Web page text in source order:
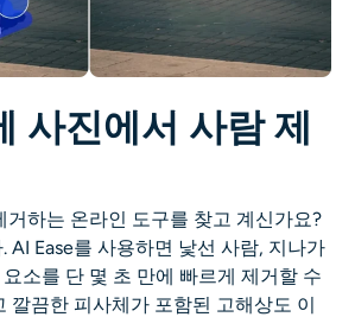
기
사진에서 사람 제
거하는 온라인 도구를 찾고 계신가요?
AI Ease를 사용하면 낯선 사람, 지나가
소를 단 몇 초 만에 빠르게 제거할 수
깔끔한 피사체가 포함된 고해상도 이